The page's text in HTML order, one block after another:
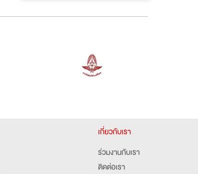
เกี่ยวกับเรา
ร่วมงานกับเรา
ติดต่อเรา